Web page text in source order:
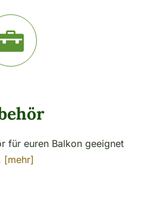
für euren Balkon geeignet
[mehr]